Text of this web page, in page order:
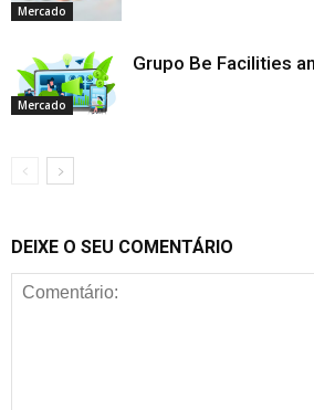
Mercado
Mercado
Grupo Be Facilities
DEIXE O SEU COMENTÁRIO